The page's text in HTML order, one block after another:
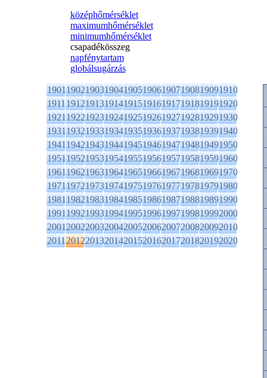
középhőmérséklet
maximumhőmérséklet
minimumhőmérséklet
csapadékösszeg
napfénytartam
globálsugárzás
1901190219031904190519061907190819091910
1911191219131914191519161917191819191920
1921192219231924192519261927192819291930
1931193219331934193519361937193819391940
1941194219431944194519461947194819491950
1951195219531954195519561957195819591960
1961196219631964196519661967196819691970
1971197219731974197519761977197819791980
1981198219831984198519861987198819891990
1991199219931994199519961997199819992000
2001200220032004200520062007200820092010
2011201220132014201520162017201820192020